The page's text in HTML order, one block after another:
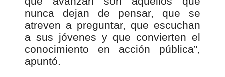
nunca dejan de pensar, que se
atreven a preguntar, que escuchan
a sus jóvenes y que convierten el
conocimiento en acción pública”,
apuntó.